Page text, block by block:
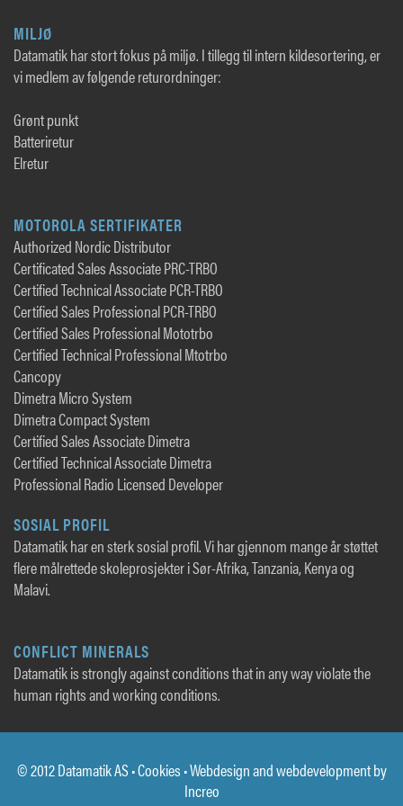
MILJØ
Datamatik har stort fokus på miljø. I tillegg til intern kildesortering, er
vi medlem av følgende returordninger:
Grønt punkt
Batteriretur
Elretur
MOTOROLA SERTIFIKATER
Authorized Nordic Distributor
Certificated Sales Associate PRC-TRBO
Certified Technical Associate PCR-TRBO
Certified Sales Professional PCR-TRBO
Certified Sales Professional Mototrbo
Certified Technical Professional Mtotrbo
Cancopy
Dimetra Micro System
Dimetra Compact System
Certified Sales Associate Dimetra
Certified Technical Associate Dimetra
Professional Radio Licensed Developer
SOSIAL PROFIL
Datamatik har en sterk sosial profil. Vi har gjennom mange år støttet
flere målrettede skoleprosjekter i Sør-Afrika, Tanzania, Kenya og
Malavi.
CONFLICT MINERALS
Datamatik is strongly against conditions that in any way violate the
human rights and working conditions.
© 2012 Datamatik AS •Cookies • Webdesign and webdevelopment by
Increo